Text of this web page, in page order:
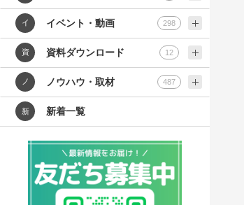
イ イベント・動画 298
資 資料ダウンロード 12
ノ ノウハウ・取材 487
新 新着一覧